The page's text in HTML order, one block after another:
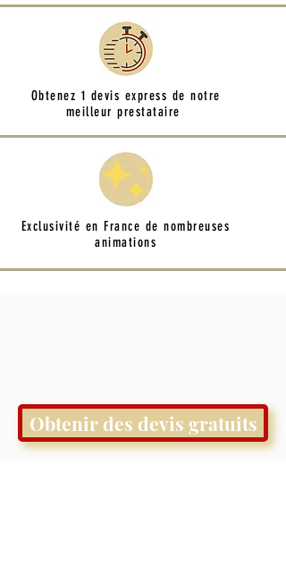
Obtenez 1 devis express de notre
meilleur prestataire
Exclusivité en France de nombreuses
animations
Obtenir des devis gratuits